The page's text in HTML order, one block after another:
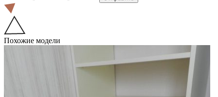
Похожие модели